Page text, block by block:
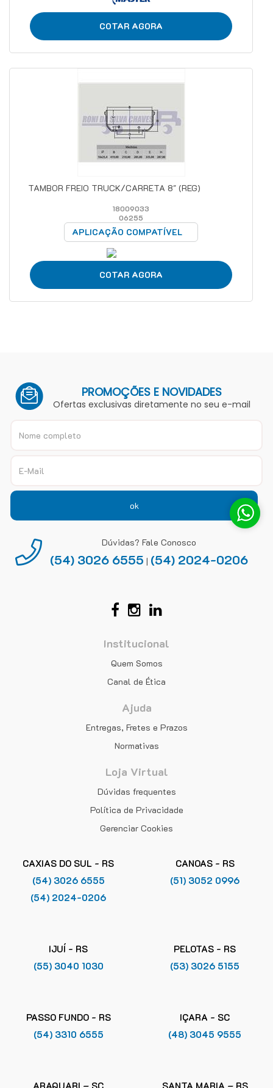
COTAR AGORA
TAMBOR FREIO TRUCK/CARRETA 8" (REG)
18009033
06255
APLICAÇÃO COMPATÍVEL
COTAR AGORA
PROMOÇÕES E NOVIDADES
Ofertas exclusivas diretamente no seu e-mail
ok
Dúvidas? Fale Conosco
(54) 3026 6555 | (54) 2024-0206
Institucional
Quem Somos
Canal de Ética
Ajuda
Entregas, Fretes e Prazos
Normativas
Loja Virtual
Dúvidas frequentes
Política de Privacidade
Gerenciar Cookies
CAXIAS DO SUL - RS
(54) 3026 6555
(54) 2024-0206
CANOAS - RS
(51) 3052 0996
IJUÍ - RS
(55) 3040 1030
PELOTAS - RS
(53) 3026 5155
PASSO FUNDO - RS
(54) 3310 6555
IÇARA - SC
(48) 3045 9555